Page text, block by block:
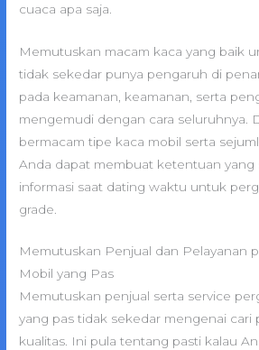
cuaca apa saja.
Memutuskan macam kaca yang baik
tidak sekedar punya pengaruh di
pada keamanan, keamanan, serta
mengemudi dengan cara seluruhnya.
bermacam tipe kaca mobil serta
Anda dapat membuat ketentuan yang
informasi saat dating waktu untuk
grade.
Memutuskan Penjual dan Pelayanan
Mobil yang Pas
Memutuskan penjual serta service
yang pas tidak sekedar mengenai cari
kualitas. Ini pula tentang pasti kalau